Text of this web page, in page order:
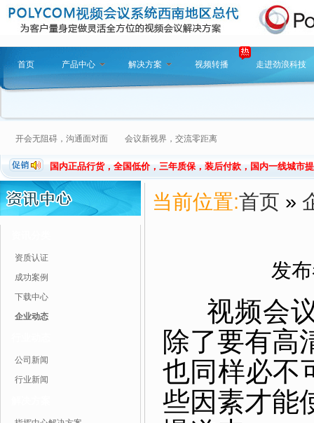
首页 产品中心 解决方案 视频转播 走进劲浪科技
开会无阻碍，沟通面对面 会议新视界，交流零距离
国内正品行货，全国低价，三年质保，装后付款，国内一线城市
资质认证
成功案例
下载中心
企业动态
公司新闻
行业新闻
当前位置:首页 »
发
视频会议
除了要有高
也同样必不
些因素才能